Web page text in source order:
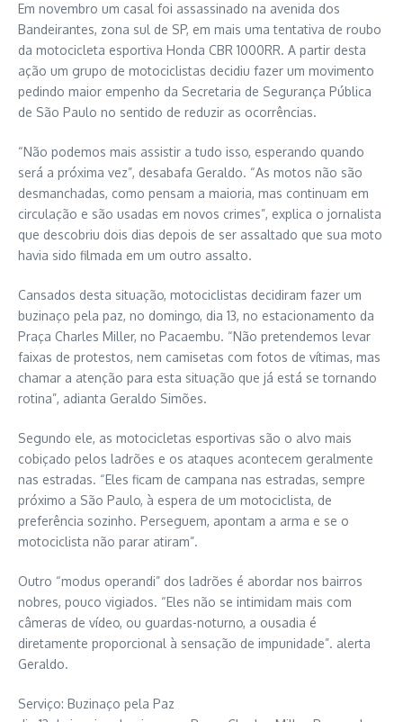
Em novembro um casal foi assassinado na avenida dos
Bandeirantes, zona sul de SP, em mais uma tentativa de roubo
da motocicleta esportiva Honda CBR 1000RR. A partir desta
ação um grupo de motociclistas decidiu fazer um movimento
pedindo maior empenho da Secretaria de Segurança Pública
de São Paulo no sentido de reduzir as ocorrências.
“Não podemos mais assistir a tudo isso, esperando quando
será a próxima vez”, desabafa Geraldo. “As motos não são
desmanchadas, como pensam a maioria, mas continuam em
circulação e são usadas em novos crimes”, explica o jornalista
que descobriu dois dias depois de ser assaltado que sua moto
havia sido filmada em um outro assalto.
Cansados desta situação, motociclistas decidiram fazer um
buzinaço pela paz, no domingo, dia 13, no estacionamento da
Praça Charles Miller, no Pacaembu. “Não pretendemos levar
faixas de protestos, nem camisetas com fotos de vítimas, mas
chamar a atenção para esta situação que já está se tornando
rotina”, adianta Geraldo Simões.
Segundo ele, as motocicletas esportivas são o alvo mais
cobiçado pelos ladrões e os ataques acontecem geralmente
nas estradas. “Eles ficam de campana nas estradas, sempre
próximo a São Paulo, à espera de um motociclista, de
preferência sozinho. Perseguem, apontam a arma e se o
motociclista não parar atiram”.
Outro “modus operandi” dos ladrões é abordar nos bairros
nobres, pouco vigiados. “Eles não se intimidam mais com
câmeras de vídeo, ou guardas-noturno, a ousadia é
diretamente proporcional à sensação de impunidade”. alerta
Geraldo.
Serviço: Buzinaço pela Paz